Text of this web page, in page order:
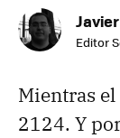
Editor
Mientras
2124. Y